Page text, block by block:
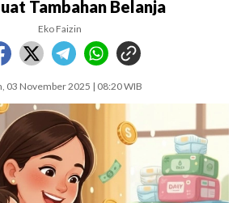
Tambahan Belanja
Eko Faizin
03 November 2025 | 08:20 WIB